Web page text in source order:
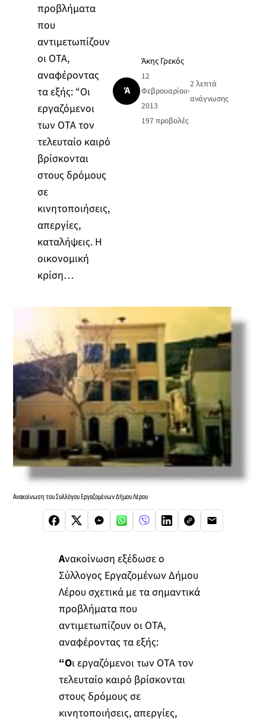
προβλήματα
που
αντιμετωπίζουν
οι ΟΤΑ,
αναφέροντας
τα εξής: “Οι
εργαζόμενοι
των ΟΤΑ τον
τελευταίο καιρό
βρίσκονται
στους δρόμους
σε
κινητοποιήσεις,
απεργίες,
καταλήψεις. Η
οικονομική
κρίση…
Ά
Άκης Γρεκός
12
Φεβρουαρίου
2013
•
2 λεπτά
ανάγνωσης
197 προβολές
Ανακοίνωση του Συλλόγου Εργαζομένων Δήμου Λέρου
Ανακοίνωση εξέδωσε ο
Σύλλογος Εργαζομένων Δήμου
Λέρου σχετικά με τα σημαντικά
προβλήματα που
αντιμετωπίζουν οι ΟΤΑ,
αναφέροντας τα εξής:
“Οι εργαζόμενοι των ΟΤΑ τον
τελευταίο καιρό βρίσκονται
στους δρόμους σε
κινητοποιήσεις, απεργίες,